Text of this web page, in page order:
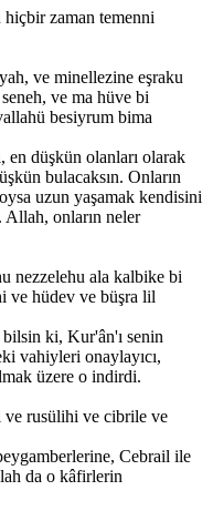
zaman temenni
ve minellezine eşraku
ve ma hüve bi
besiyrum bima
en düşkün olanları olarak
bulacaksın. Onların
uzun yaşamak kendisini
Allah, onların neler
nezzelehu ala kalbike bi
ve hüdev ve büşra lil
ki, Kur'ân'ı senin
vahiyleri onaylayıcı,
üzere o indirdi.
rusülihi ve cibrile ve
Cebrail ile
da o kâfirlerin